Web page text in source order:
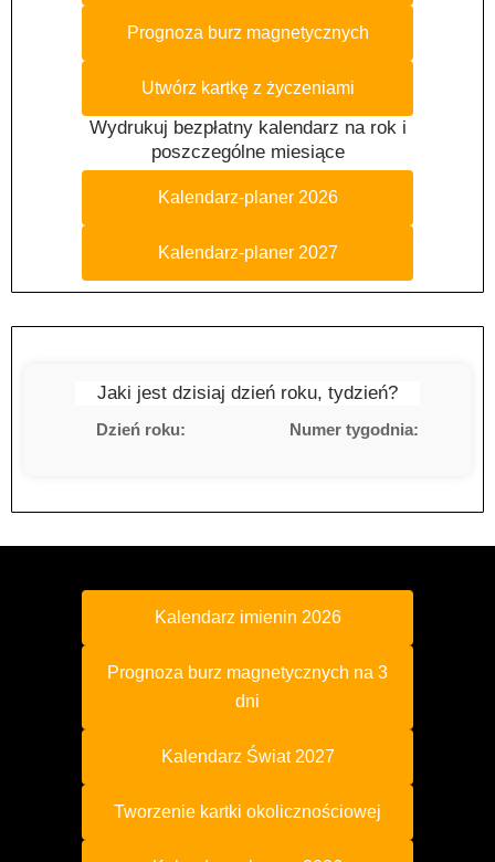
Prognoza burz magnetycznych
Utwórz kartkę z życzeniami
Wydrukuj bezpłatny kalendarz na rok i
poszczególne miesiące
Kalendarz-planer 2026
Kalendarz-planer 2027
Jaki jest dzisiaj dzień roku, tydzień?
Dzień roku: Numer tygodnia:
Kalendarz imienin 2026
Prognoza burz magnetycznych na 3
dni
Kalendarz Świat 2027
Tworzenie kartki okolicznościowej